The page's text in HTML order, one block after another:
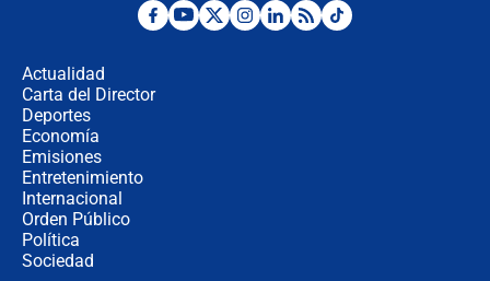
Desde dermatitis hasta infecciones:
Actualidad
Carta del Director
Deportes
Economía
Emisiones
Entretenimiento
Internacional
Orden Público
Política
Sociedad